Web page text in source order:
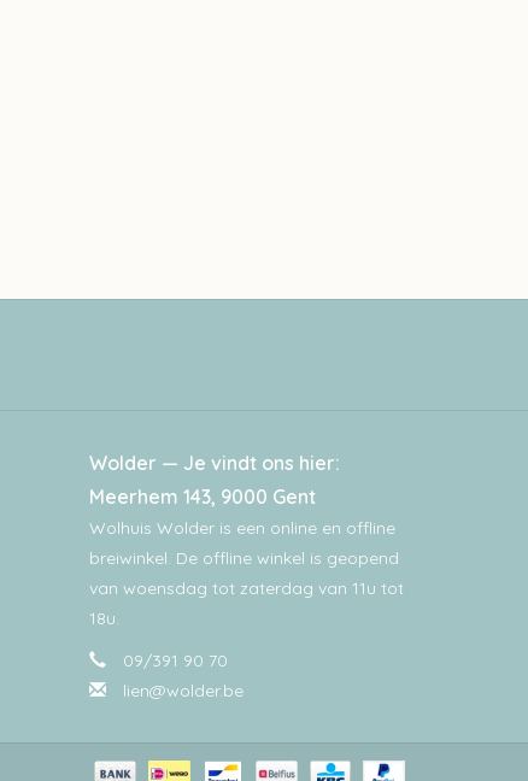
Wolder — Je vindt ons hier:
Meerhem 143, 9000 Gent
Wolhuis Wolder is een online en offline
breiwinkel. De offline winkel is geopend
van woensdag tot zaterdag van 11u tot
18u.
09/391 90 70
lien@wolder.be